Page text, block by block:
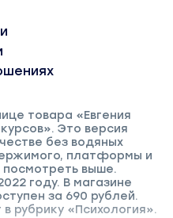
товара «Евгения
Это версия
без водяных
платформы и
выше.
году. В магазине
за 690 рублей.
рубрику «Психология».